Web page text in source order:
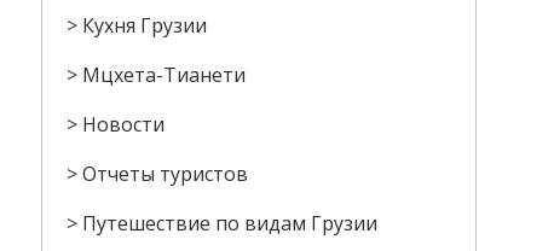
Кухня Грузии
Мцхета-Тианети
Новости
Отчеты туристов
Путешествие по видам Грузии